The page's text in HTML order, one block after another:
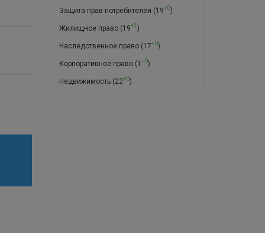
Защита прав потребителей (19+0)
Жилищное право(19+1 )
Наследственное право(17+0)
Корпоративное право(1 +0)
Недвижимость(22+0)